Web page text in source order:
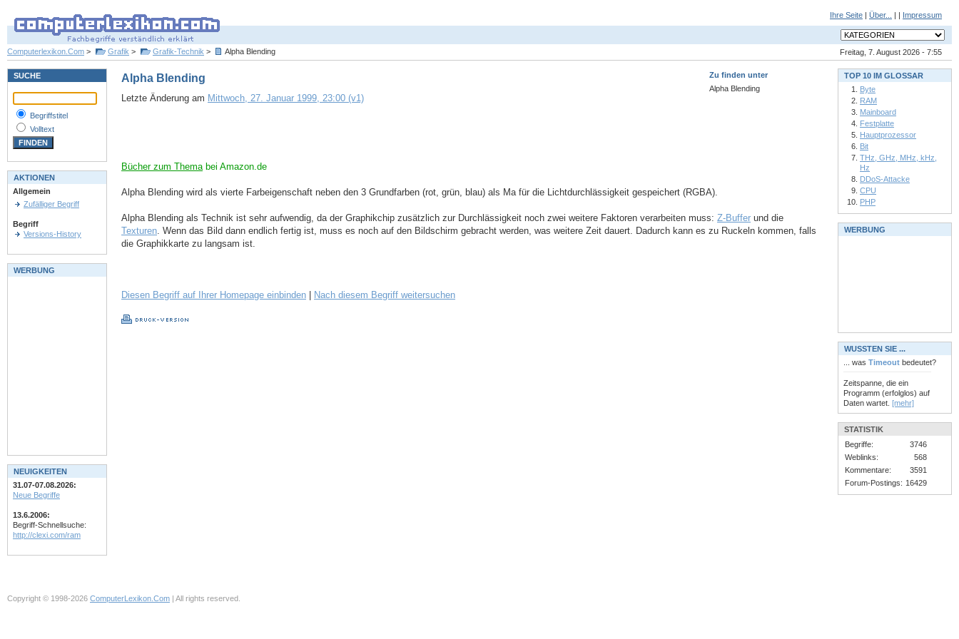
Ihre Seite | Über... | | Impressum
Freitag, 7. August 2026 - 7:55
Computerlexikon.Com > Grafik > Grafik-Technik > Alpha Blending
Zu finden unter
Alpha Blending
Alpha Blending
Letzte Änderung am Mittwoch, 27. Januar 1999, 23:00 (v1)
Bücher zum Themabei Amazon.de
Alpha Blending wird als vierte Farbeigenschaft neben den 3 Grundfarben (rot, grün, blau) als Ma für die Lichtdurchlässigkeit gespeichert (RGBA).
Alpha Blending als Technik ist sehr aufwendig, da der Graphikchip zusätzlich zur Durchlässigkeit noch zwei weitere Faktoren verarbeiten muss: Z-Buffer und die
Texturen. Wenn das Bild dann endlich fertig ist, muss es noch auf den Bildschirm gebracht werden, was weitere Zeit dauert. Dadurch kann es zu Ruckeln kommen, falls
die Graphikkarte zu langsam ist.
Diesen Begriff auf Ihrer Homepage einbinden Nach diesem Begriff weitersuchen
SUCHE
Begriffstitel
Volltext
AKTIONEN
Allgemein
Zufälliger Begriff
Begriff
Versions-History
WERBUNG
NEUIGKEITEN
31.07-07.08.2026:
Neue Begriffe
13.6.2006:
Begriff-Schnellsuche:
http://clexi.com/ram
TOP 10 IM GLOSSAR
Byte
RAM
Mainboard
Festplatte
Hauptprozessor
Bit
THz, GHz, MHz, kHz,
Hz
DDoS-Attacke
CPU
PHP
WERBUNG
WUSSTEN SIE ...
... was Timeout bedeutet?
Zeitspanne, die ein
Programm (erfolglos) auf
Daten wartet. [mehr]
STATISTIK
Begriffe:
3746
Weblinks:
568
Kommentare:
3591
Forum-Postings: 16429
Copyright © 1998-2026 ComputerLexikon.Com | All rights reserved.